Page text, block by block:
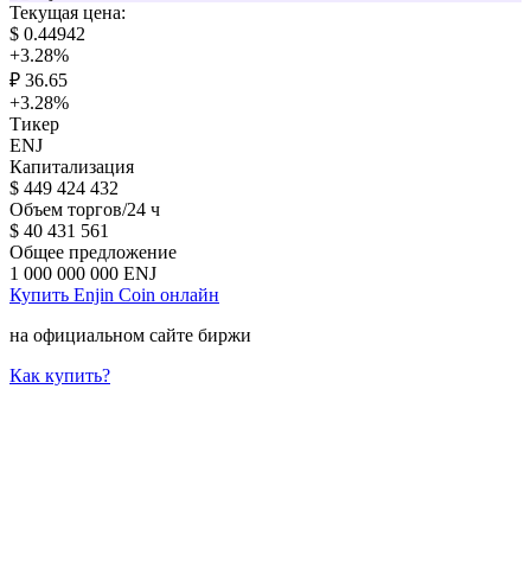
Текущая цена:
$ 0.44942
+3.28%
₽ 36.65
+3.28%
Тикер
ENJ
Капитализация
$ 449 424 432
Объем торгов/24 ч
$ 40 431 561
Общее предложение
1 000 000 000 ENJ
Купить Enjin Coin онлайн
на официальном сайте биржи
Как купить?